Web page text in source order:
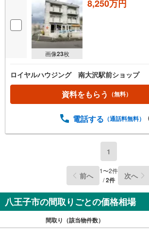
画像23枚
8,250万円
ロイヤルハウジング 南大沢駅前ショップ
資料をもらう （無料）
電話する （通話料無料）
1
前へ 1〜2件
/2件 次へ
八王子市の間取りごとの価格相場
間取り（該当物件数）